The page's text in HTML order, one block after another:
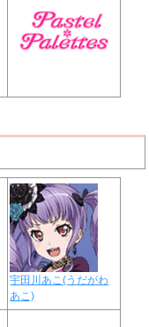
宇田川あこ(うだがわ
あこ)